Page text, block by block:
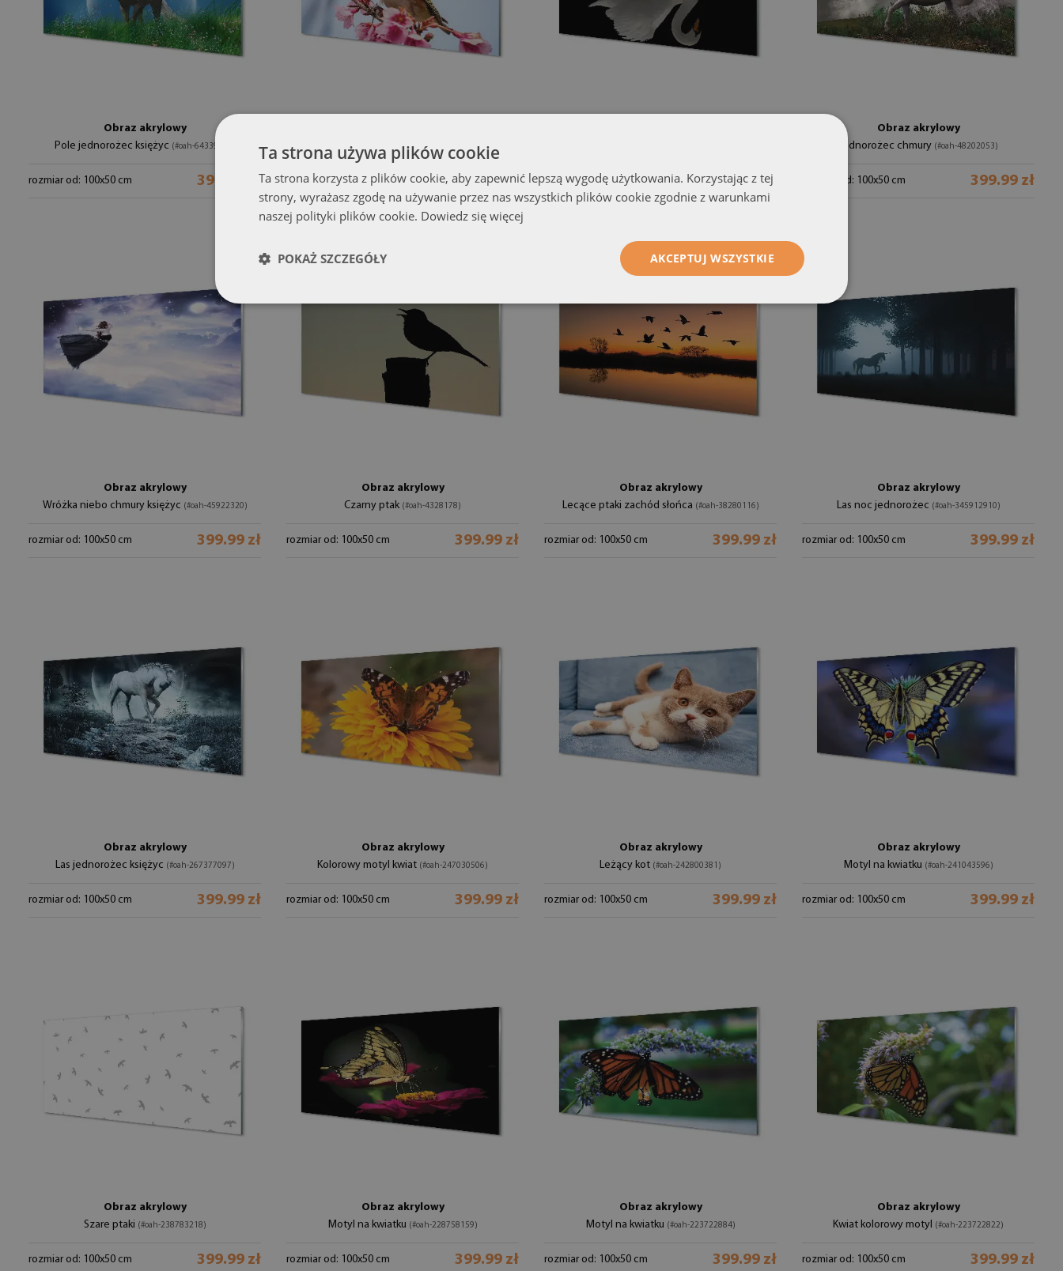
Obraz akrylowy
Pole jednorożec księżyc (#oah-64339922)
rozmiar od: 100x50 cm 399.99 zł
Ptak na gałęzi (#oah-60850502)
rozmiar od: 100x50 cm 399.99 zł rozmiar od: 100x50 cm 399.99 zł
Obraz akrylowy
Jednorożec chmury (#oah-48202053)
rozmiar od: 100x50 cm 399.99 zł
Obraz akrylowy
Wróżka niebo chmury księżyc (#oah-45922320)
rozmiar od: 100x50 cm 399.99 zł
Obraz akrylowy
Czarny ptak (#oah-4328178)
rozmiar od: 100x50 cm 399.99 zł
Obraz akrylowy
Lecące ptaki zachód słońca (#oah-38280116)
rozmiar od: 100x50 cm 399.99 zł
Obraz akrylowy
Las noc jednorożec (#oah-345912910)
rozmiar od: 100x50 cm 399.99 zł
Obraz akrylowy
Las jednorożec księżyc (#oah-267377097)
rozmiar od: 100x50 cm 399.99 zł
Obraz akrylowy
Kolorowy motyl kwiat (#oah-247030506)
rozmiar od: 100x50 cm 399.99 zł
Obraz akrylowy
Leżący kot (#oah-242800381)
rozmiar od: 100x50 cm 399.99 zł
Obraz akrylowy
Motyl na kwiatku (#oah-241043596)
rozmiar od: 100x50 cm 399.99 zł
Obraz akrylowy
Szare ptaki (#oah-238783218)
rozmiar od: 100x50 cm 399.99 zł
Obraz akrylowy
Motyl na kwiatku (#oah-228758159)
rozmiar od: 100x50 cm 399.99 zł
Obraz akrylowy
Motyl na kwiatku (#oah-223722884)
rozmiar od: 100x50 cm 399.99 zł
Obraz akrylowy
Kwiat kolorowy motyl (#oah-223722822)
rozmiar od: 100x50 cm 399.99 zł
Ta strona używa plików cookie
Ta strona korzysta z plików cookie, aby zapewnić lepszą wygodę użytkowania. Korzystając z tej
strony, wyrażasz zgodę na używanie przez nas wszystkich plików cookie zgodnie z warunkami
naszej polityki plików cookie. Dowiedz się więcej
AKCEPTUJ WSZYSTKIE
POKAŻ SZCZEGÓŁY